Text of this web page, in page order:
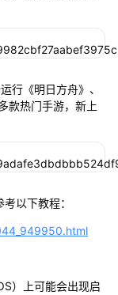
行《明日方舟》、
款热门手游，新上
以下教程：
）上可能会出现启